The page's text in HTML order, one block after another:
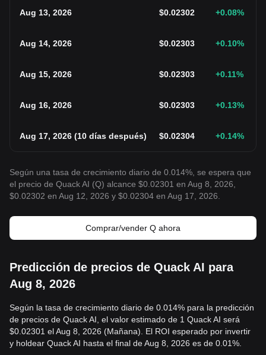
Aug 13, 2026 $0.02302 +0.08%
Aug 14, 2026 $0.02303 +0.10%
Aug 15, 2026 $0.02303 +0.11%
Aug 16, 2026 $0.02303 +0.13%
Aug 17, 2026 (10 días después) $0.02304 +0.14%
Según una tasa de crecimiento diario de 0.014%, se espera que
el precio de Quack AI (Q) alcance $0.02301 en Aug 8, 2026,
$0.02302 en Aug 12, 2026 y $0.02304 en Aug 17, 2026.
Comprar/vender Q ahora
Predicción de precios de Quack AI para
Aug 8, 2026
Según la tasa de crecimiento diario de 0.014% para la predicción
de precios de Quack AI, el valor estimado de 1 Quack AI será
$0.02301 el Aug 8, 2026 (Mañana). El ROI esperado por invertir
y holdear Quack AI hasta el final de Aug 8, 2026 es de 0.01%.